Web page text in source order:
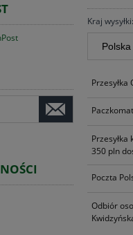
Kraj wysyłki:
Przesyłka
350 pln
Poczta
Odbiór